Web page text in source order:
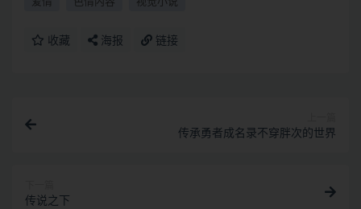
收藏 海报 链接
传承勇者成名录不穿胖次的世界
传说之下